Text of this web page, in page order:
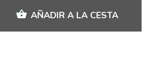
AÑADIR A LA CESTA